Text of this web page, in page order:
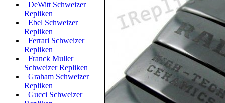
DeWitt Schweizer
Repliken
Ebel Schweizer
Repliken
Ferrari Schweizer
Repliken
Franck Muller
Schweizer Repliken
Graham Schweizer
Repliken
Gucci Schweizer